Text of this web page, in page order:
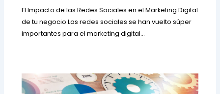
El Impacto de las Redes Sociales en el Marketing Digital
de tu negocio Las redes sociales se han vuelto súper
importantes para el marketing digital…